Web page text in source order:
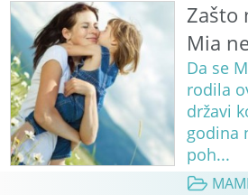
Zašto
Mia
Da se
rodila
državi
godina
poh...